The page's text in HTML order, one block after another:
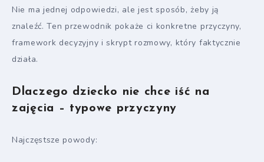
Nie ma jednej odpowiedzi, ale jest sposób, żeby ją
znaleźć. Ten przewodnik pokaże ci konkretne przyczyny,
framework decyzyjny i skrypt rozmowy, który faktycznie
działa.
Dlaczego dziecko nie chce iść na
zajęcia – typowe przyczyny
Najczęstsze powody: